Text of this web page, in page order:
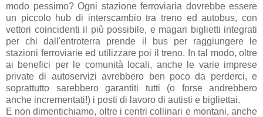
modo pessimo? Ogni stazione ferroviaria dovrebbe essere
un piccolo hub di interscambio tra treno ed autobus, con
vettori coincidenti il più possibile, e magari biglietti integrati
per chi dall'entroterra prende il bus per raggiungere le
stazioni ferroviarie ed utilizzare poi il treno. In tal modo, oltre
ai benefici per le comunità locali, anche le varie imprese
private di autoservizi avrebbero ben poco da perderci, e
soprattutto sarebbero garantiti tutti (o forse andrebbero
anche incrementati!) i posti di lavoro di autisti e bigliettai.
E non dimentichiamo, oltre i centri collinari e montani, anche